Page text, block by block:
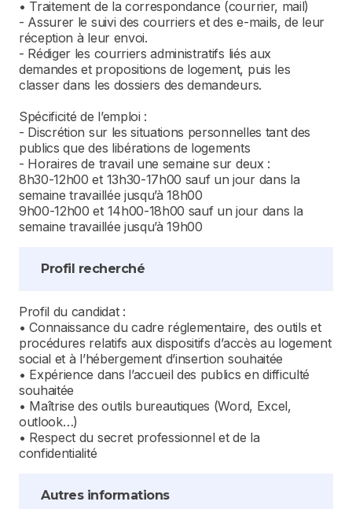
• Traitement de la correspondance (courrier, mail)
- Assurer le suivi des courriers et des e-mails, de leur
réception à leur envoi.
- Rédiger les courriers administratifs liés aux
demandes et propositions de logement, puis les
classer dans les dossiers des demandeurs.
Spécificité de l’emploi :
- Discrétion sur les situations personnelles tant des
publics que des libérations de logements
- Horaires de travail une semaine sur deux :
8h30-12h00 et 13h30-17h00 sauf un jour dans la
semaine travaillée jusqu’à 18h00
9h00-12h00 et 14h00-18h00 sauf un jour dans la
semaine travaillée jusqu’à 19h00
Profil recherché
Profil du candidat :
• Connaissance du cadre réglementaire, des outils et
procédures relatifs aux dispositifs d’accès au logement
social et à l’hébergement d’insertion souhaitée
• Expérience dans l’accueil des publics en difficulté
souhaitée
• Maîtrise des outils bureautiques (Word, Excel,
outlook…)
• Respect du secret professionnel et de la
confidentialité
Autres informations